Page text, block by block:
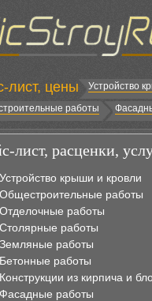
лист, цены Устройство
работы
лист, расценки,
Устройство крыши и кровли
Общестроительные работы
Отделочные работы
Столярные работы
Земляные работы
Бетонные работы
Конструкции из кирпича и
Фасадные работы